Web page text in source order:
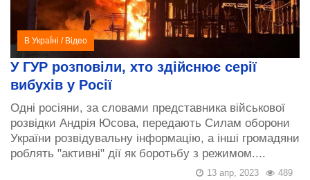
В УкраЇні / Відео
У ГУР розповіли, хто здійснює серії
вибухів у Росії
Одні росіяни, за словами представника військової
розвідки Андрія Юсова, передають Силам оборони
України розвідувальну інформацію, а інші громадяни
роблять "активні" дії як боротьбу з режимом....
489
13 апр, 2023